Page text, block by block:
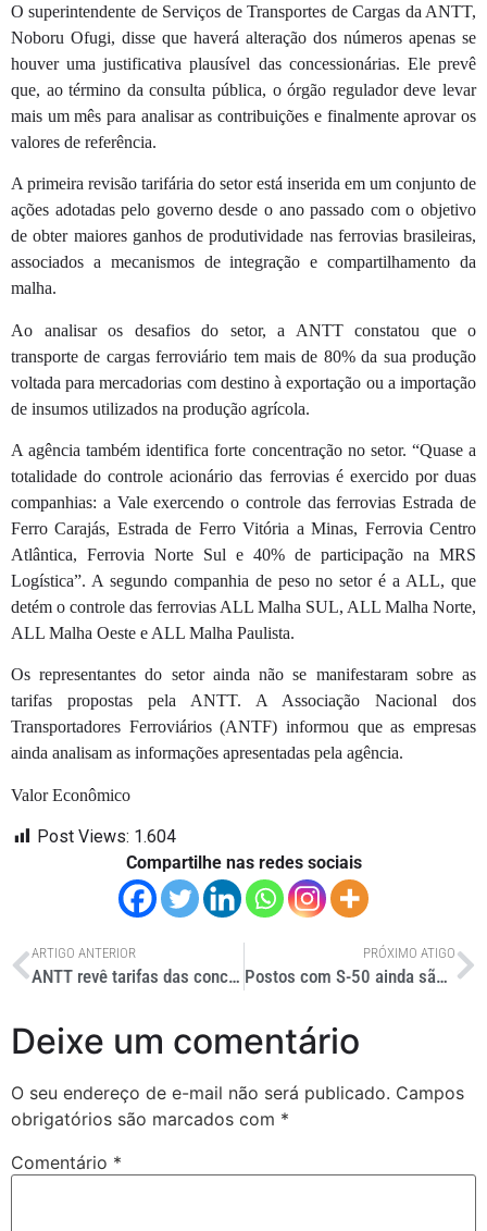
O superintendente de Serviços de Transportes de Cargas da ANTT,
Noboru Ofugi, disse que haverá alteração dos números apenas se
houver uma justificativa plausível das concessionárias. Ele prevê
que, ao término da consulta pública, o órgão regulador deve levar
mais um mês para analisar as contribuições e finalmente aprovar os
valores de referência.
A primeira revisão tarifária do setor está inserida em um conjunto de
ações adotadas pelo governo desde o ano passado com o objetivo
de obter maiores ganhos de produtividade nas ferrovias brasileiras,
associados a mecanismos de integração e compartilhamento da
malha.
Ao analisar os desafios do setor, a ANTT constatou que o
transporte de cargas ferroviário tem mais de 80% da sua produção
voltada para mercadorias com destino à exportação ou a importação
de insumos utilizados na produção agrícola.
A agência também identifica forte concentração no setor. “Quase a
totalidade do controle acionário das ferrovias é exercido por duas
companhias: a Vale exercendo o controle das ferrovias Estrada de
Ferro Carajás, Estrada de Ferro Vitória a Minas, Ferrovia Centro
Atlântica, Ferrovia Norte Sul e 40% de participação na MRS
Logística”. A segundo companhia de peso no setor é a ALL, que
detém o controle das ferrovias ALL Malha SUL, ALL Malha Norte,
ALL Malha Oeste e ALL Malha Paulista.
Os representantes do setor ainda não se manifestaram sobre as
tarifas propostas pela ANTT. A Associação Nacional dos
Transportadores Ferroviários (ANTF) informou que as empresas
ainda analisam as informações apresentadas pela agência.
Valor Econômico
Post Views: 1.604
Compartilhe nas redes sociais
ARTIGO ANTERIOR
ANTT revê tarifas das concessionárias
PRÓXIMO ATIGO
Postos com S-50 ainda são poucos
Deixe um comentário
O seu endereço de e-mail não será publicado. Campos
obrigatórios são marcados com *
Comentário *